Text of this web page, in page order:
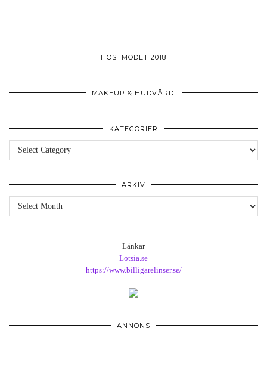
HÖSTMODET 2018
MAKEUP & HUDVÅRD:
KATEGORIER
Kategorier
ARKIV
Arkiv
Länkar
Lotsia.se
https://www.billigarelinser.se/
ANNONS